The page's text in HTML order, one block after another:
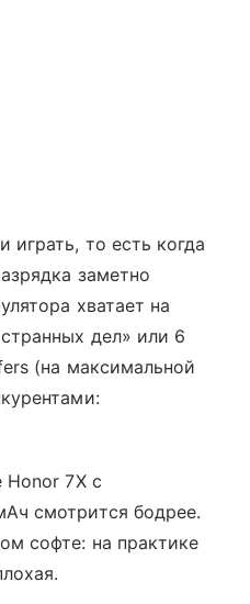
играть, то есть когда
заметно
хватает на
дел» или 6
(на максимальной
Honor 7X с
смотрится бодрее.
софте: на практике